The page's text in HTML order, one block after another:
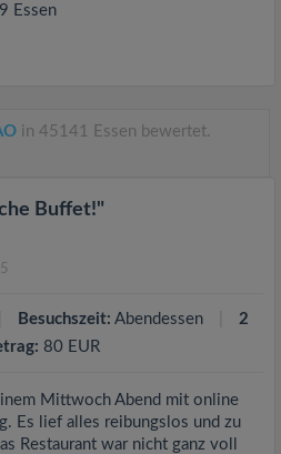
Essen
in 45141 Essen bewertet.
Buffet!"
Besuchszeit: Abendessen
2
80 EUR
Mittwoch Abend mit online
Es lief alles reibungslos und zu
Restaurant war nicht ganz voll